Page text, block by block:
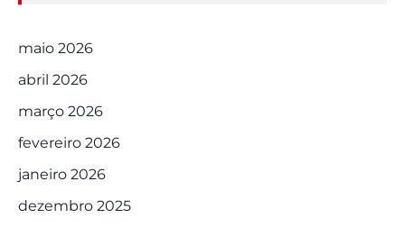
maio 2026
abril 2026
março 2026
fevereiro 2026
janeiro 2026
dezembro 2025